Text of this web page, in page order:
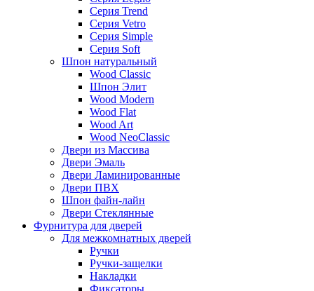
Серия Trend
Серия Vetro
Серия Simple
Серия Soft
Шпон натуральный
Wood Classic
Шпон Элит
Wood Modern
Wood Flat
Wood Art
Wood NeoClassic
Двери из Массива
Двери Эмаль
Двери Ламинированные
Двери ПВХ
Шпон файн-лайн
Двери Стеклянные
Фурнитура для дверей
Для межкомнатных дверей
Ручки
Ручки-защелки
Накладки